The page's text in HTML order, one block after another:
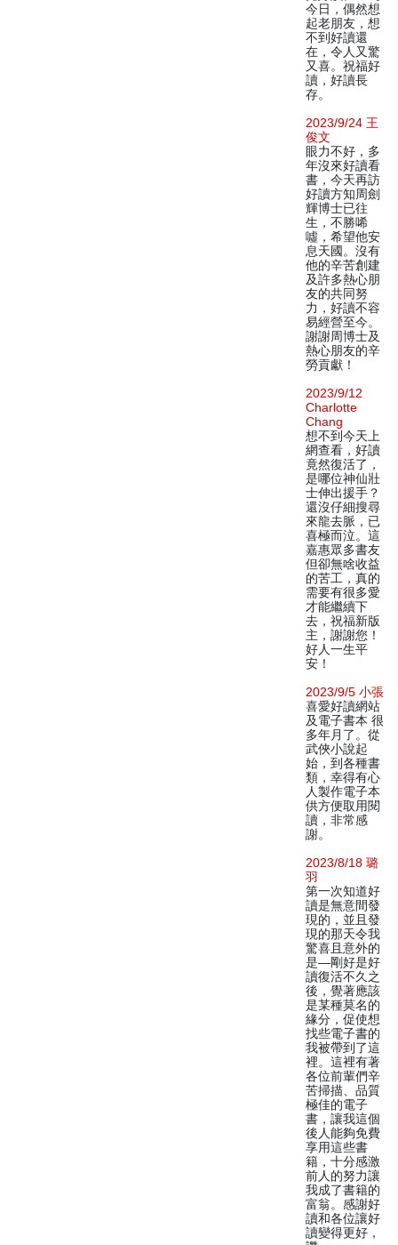
今日，偶然想
起老朋友，想
不到好讀還
在，令人又驚
又喜。祝福好
讀，好讀長
存。
2023/9/24 王
俊文
眼力不好，多
年沒來好讀看
書，今天再訪
好讀方知周劍
輝博士已往
生，不勝唏
噓，希望他安
息天國。沒有
他的辛苦創建
及許多熱心朋
友的共同努
力，好讀不容
易經營至今。
謝謝周博士及
熱心朋友的辛
勞貢獻！
2023/9/12
Charlotte
Chang
想不到今天上
網查看，好讀
竟然復活了，
是哪位神仙壯
士伸出援手？
還沒仔細搜尋
來龍去脈，已
喜極而泣。這
嘉惠眾多書友
但卻無啥收益
的苦工，真的
需要有很多愛
才能繼續下
去，祝福新版
主，謝謝您！
好人一生平
安！
2023/9/5 小張
喜愛好讀網站
及電子書本 很
多年月了。從
武俠小說起
始，到各種書
類，幸得有心
人製作電子本
供方便取用閱
讀，非常感
謝。
2023/8/18 璐
羽
第一次知道好
讀是無意間發
現的，並且發
現的那天令我
驚喜且意外的
是—剛好是好
讀復活不久之
後，覺著應該
是某種莫名的
緣分，促使想
找些電子書的
我被帶到了這
裡。這裡有著
各位前輩們辛
苦掃描、品質
極佳的電子
書，讓我這個
後人能夠免費
享用這些書
籍，十分感激
前人的努力讓
我成了書籍的
富翁。感謝好
讀和各位讓好
讀變得更好，